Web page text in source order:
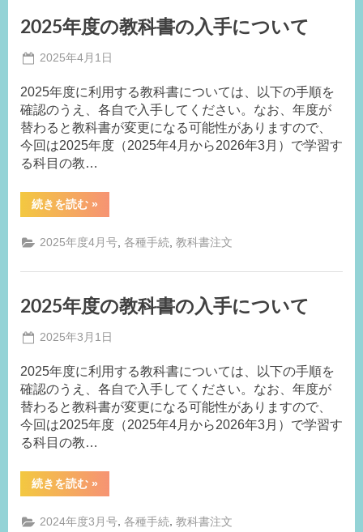
教
科
書
つ
て
（お
ら
せ）”
2025年度の教科書の入手について
Posted
2025年4月1日
務
局
M.I
2025年度に利用する教科書については、以下の手順を
確認のうえ、各自で入手してください。なお、年度が
替わると教科書が変更になる可能性がありますので、
今回は2025年度（2025年4月から2026年3月）で学習す
る科目の教…
続きを読む“2025
年
の
教
書
入
手
に
い
»
2025年度4月号 各種手続 ,教科書注文
2025年度の教科書の入手について
Posted
2025年3月1日
務
局
M.I
2025年度に利用する教科書については、以下の手順を
確認のうえ、各自で入手してください。なお、年度が
替わると教科書が変更になる可能性がありますので、
今回は2025年度（2025年4月から2026年3月）で学習す
る科目の教…
続きを読む“2025
年
の
教
»
2024年度3月号, 各種手続,教科書注文